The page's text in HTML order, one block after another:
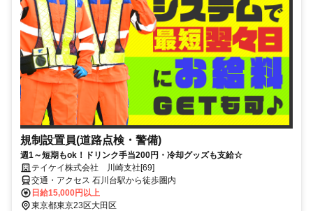
規制設置員(道路点検・警備)
週1～短期もok！ドリンク手当200円・冷却グッズも支給☆
テイケイ株式会社 川崎支社[69]
交通・アクセス 石川台駅から徒歩圏内
日給15,000円以上
東京都東京23区大田区